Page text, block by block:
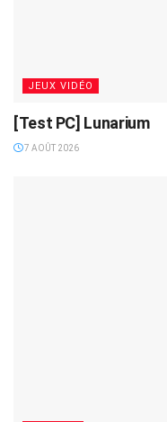
JEUX VIDÉO
[Test PC] Lunarium
7 AOÛT 2026